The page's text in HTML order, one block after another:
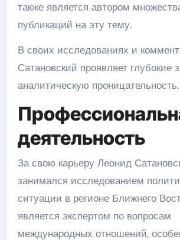
также является автором
публикаций на эту тему.
В своих исследованиях и
Сатановский проявляет глубокие
аналитическую проницательность.
деятельность
За свою карьеру Леонид
занимался исследованием
ситуации в регионе Ближнего
является экспертом по вопросам
международных отношений,